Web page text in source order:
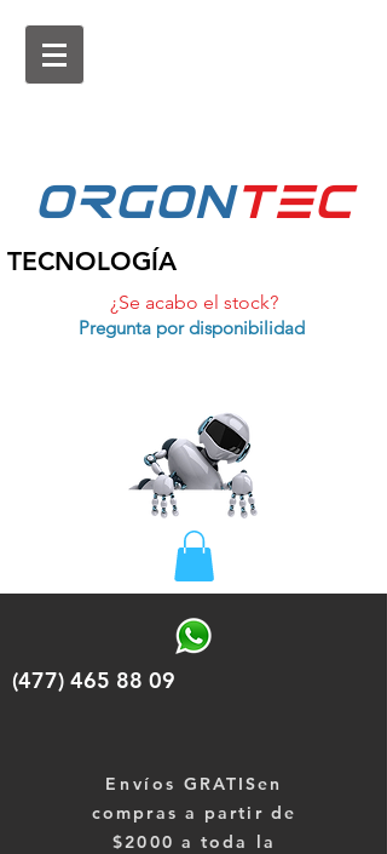
ORGONtEc
TECNOLOGÍA
¿Se acabo el stock?
Pregunta por disponibilidad
(477) 465 88 09
Envíos GRATISen
compras a partir de
$2000 a toda la